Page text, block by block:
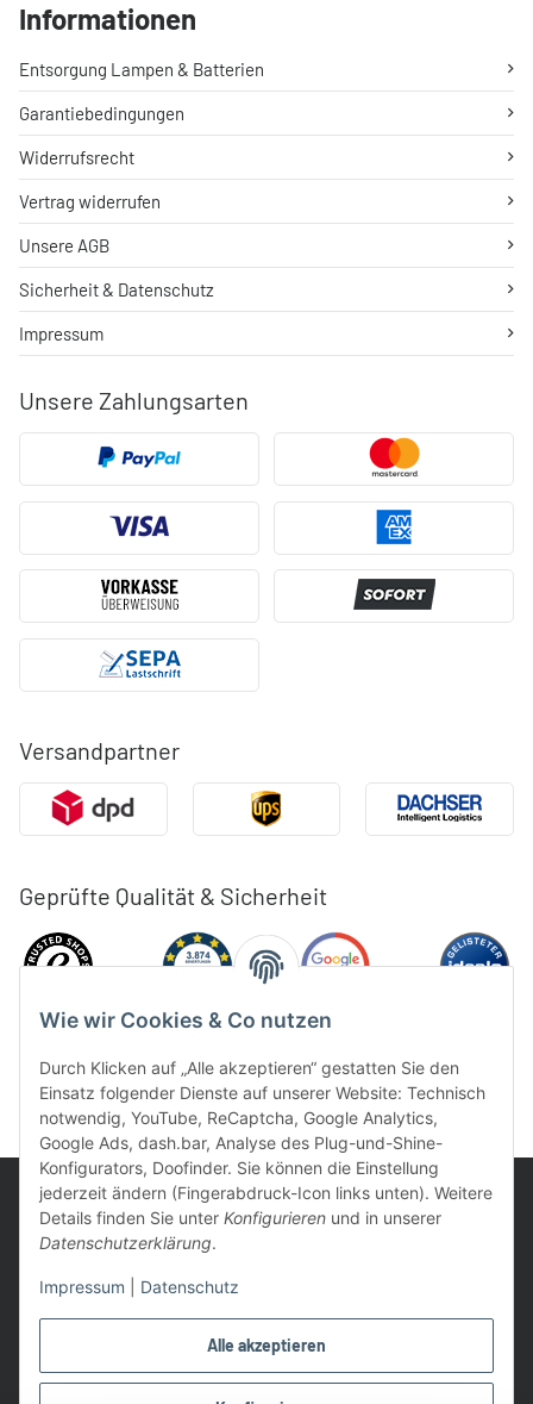
Alle akzeptieren
Wie wir Cookies & Co nutzen
Durch Klicken auf „Alle akzeptieren“ gestatten Sie den
Einsatz folgender Dienste auf unserer Website: Technisch
notwendig, YouTube, ReCaptcha, Google Analytics,
Google Ads, dash.bar, Analyse des Plug-und-Shine-
Konfigurators, Doofinder. Sie können die Einstellung
jederzeit ändern (Fingerabdruck-Icon links unten). Weitere
Details finden Sie unter Konfigurieren und in unserer
Datenschutzerklärung.
Impressum Datenschutz
Unsere Zahlungsarten
Versandpartner
Geprüfte Qualität & Sicherheit
Informationen
Entsorgung Lampen & Batterien
Garantiebedingungen
Widerrufsrecht
Vertrag widerrufen
Unsere AGB
Sicherheit & Datenschutz
Impressum
UVP: Ist die unverbindliche Preisempfehlung des Herstellers für
* Gratis Versand ab 99 € innerhalb Deutschlands